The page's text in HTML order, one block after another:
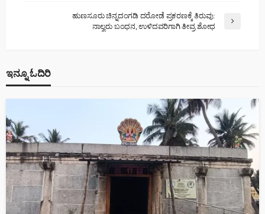
ಹುಣಸೂರು ಚಿನ್ನದಂಗಡಿ ದರೋಡೆ ಪ್ರಕರಣಕ್ಕೆ ತಿರುವು:
ನಾಲ್ವರು ಬಂಧನ, ಉಳಿದವರಿಗಾಗಿ ತೀವ್ರ ಶೋಧ
ಇನ್ನೂ ಓದಿರಿ